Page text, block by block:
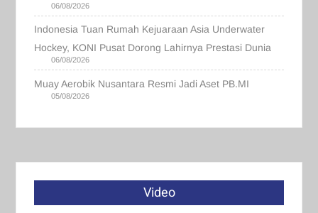
06/08/2026
Indonesia Tuan Rumah Kejuaraan Asia Underwater
Hockey, KONI Pusat Dorong Lahirnya Prestasi Dunia
06/08/2026
Muay Aerobik Nusantara Resmi Jadi Aset PB.MI
05/08/2026
Video